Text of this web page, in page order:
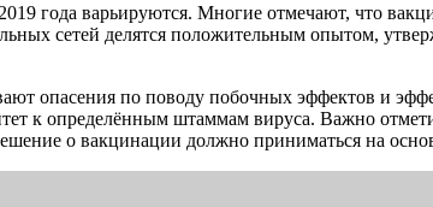
года варьируются. Многие отмечают, что
сетей делятся положительным опытом,
опасения по поводу побочных эффектов и
к определённым штаммам вируса. Важно
о вакцинации должно приниматься на